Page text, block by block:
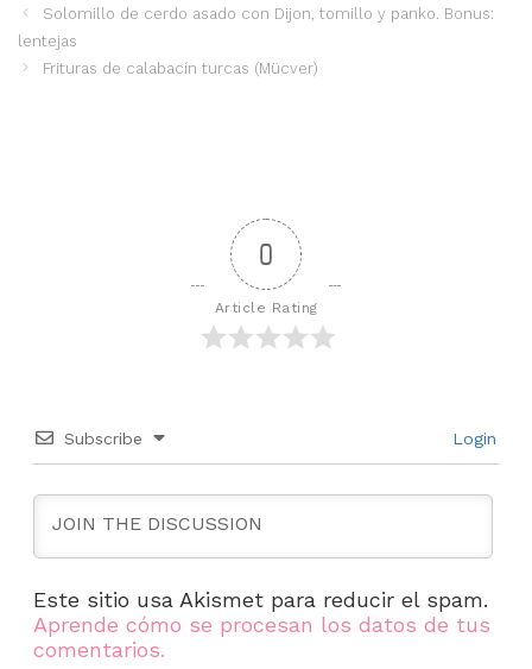
Solomillo de cerdo asado con Dijon, tomillo y panko. Bonus:
lentejas
Frituras de calabacín turcas (Mücver)
0
Article Rating
Subscribe Login
Este sitio usa Akismet para reducir el spam.
Aprende cómo se procesan los datos de tus
comentarios.